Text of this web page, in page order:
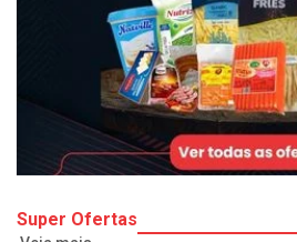
Super Ofertas